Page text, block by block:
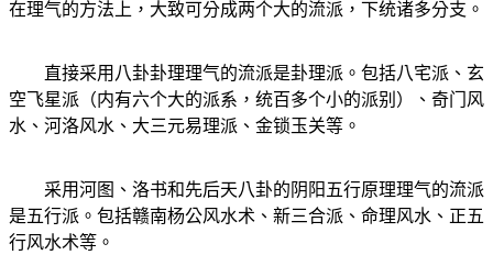
在理气的方法上，大致可分成两个大的流派，下统诸多分支。
直接采用八卦卦理理气的流派是卦理派。包括八宅派、玄
空飞星派（内有六个大的派系，统百多个小的派别）、奇门风
水、河洛风水、大三元易理派、金锁玉关等。
采用河图、洛书和先后天八卦的阴阳五行原理理气的流派
是五行派。包括赣南杨公风水术、新三合派、命理风水、正五
行风水术等。